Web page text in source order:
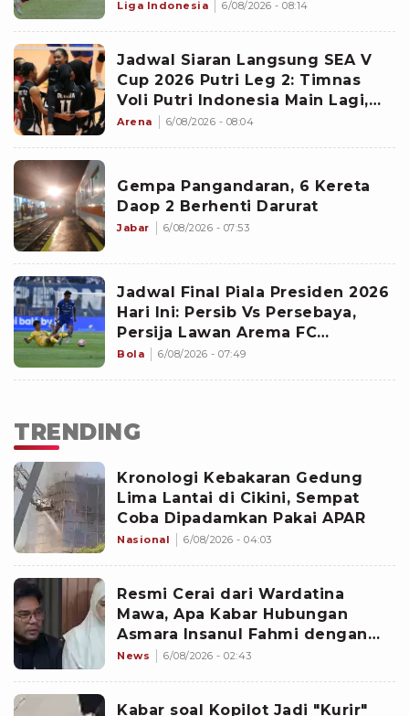
Liga Indonesia 6/08/2026 - 08:14
Jadwal Siaran Langsung SEA V
Cup 2026 Putri Leg 2: Timnas
Voli Putri Indonesia Main Lagi,
Langsung Hadapi Vietnam
Arena 6/08/2026 - 08:04
Gempa Pangandaran, 6 Kereta
Daop 2 Berhenti Darurat
Jabar 6/08/2026 - 07:53
Jadwal Final Piala Presiden 2026
Hari Ini: Persib Vs Persebaya,
Persija Lawan Arema FC
Perebutan Juara Ketiga
Bola 6/08/2026 - 07:49
TRENDING
Kronologi Kebakaran Gedung
Lima Lantai di Cikini, Sempat
Coba Dipadamkan Pakai APAR
Nasional 6/08/2026 - 04:03
Resmi Cerai dari Wardatina
Mawa, Apa Kabar Hubungan
Asmara Insanul Fahmi dengan
Inara Rusli?
News 6/08/2026 - 02:43
Kabar soal Kopilot Jadi "Kurir"